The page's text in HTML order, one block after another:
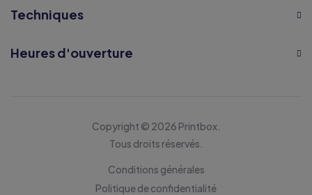
Techniques
Heures d'ouverture
Copyright © 2026 Printbox.
Tous droits réservés.
Conditions générales
Politique de confidentialité